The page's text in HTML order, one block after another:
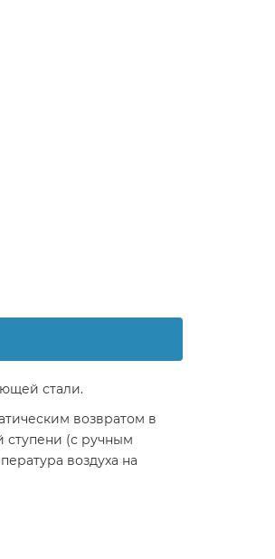
стали.
возвратом в
ступени (с ручным
воздуха на